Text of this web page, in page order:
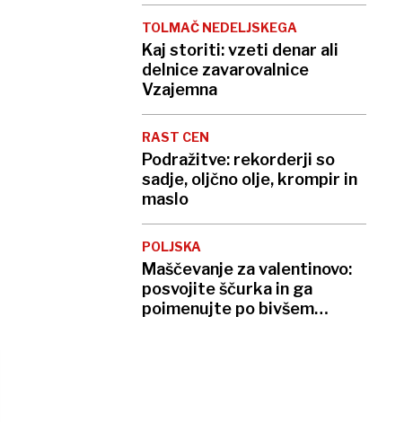
TOLMAČ NEDELJSKEGA
Kaj storiti: vzeti denar ali
delnice zavarovalnice
Vzajemna
RAST CEN
Podražitve: rekorderji so
sadje, oljčno olje, krompir in
maslo
POLJSKA
Maščevanje za valentinovo:
posvojite ščurka in ga
poimenujte po bivšem